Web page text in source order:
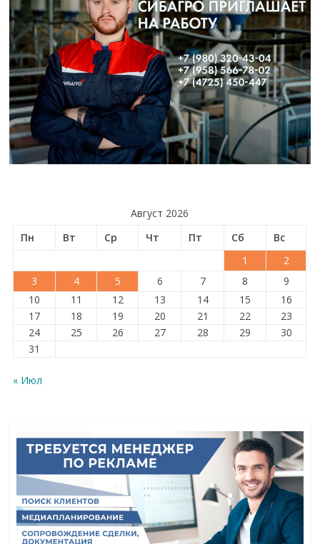
Август 2026
Пн
Вт Ср Чт Пт Сб
Вс
1
2
3
4 5 6 7 8
9
10
11 12 13 14 15
16
17
18 19 20 21 22
23
24
25 26 27 28 29
30
31
« Июл